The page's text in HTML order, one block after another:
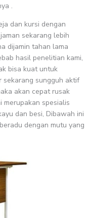
.
dan kursi dengan
sekarang lebih
dijamin tahan lama
hasil penelitian kami,
bisa kuat untuk
sekarang sungguh aktif
akan cepat rusak
merupakan spesialis
dan besi, Dibawah ini
dengan mutu yang